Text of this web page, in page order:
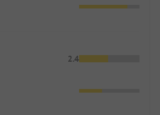
2.4